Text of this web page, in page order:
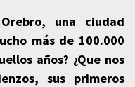
una ciudad
más de 100.000
años? ¿Que nos
sus primeros